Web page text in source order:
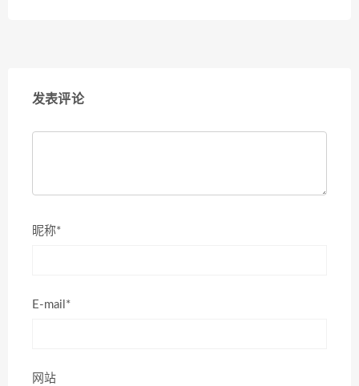
发表评论
昵称*
E-mail*
网站